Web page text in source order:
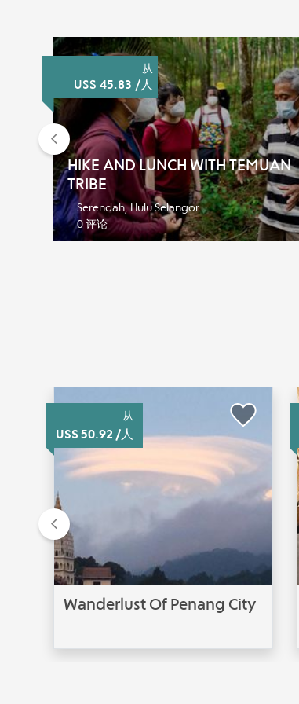
从
US$ 45.83 /人
HIKE AND LUNCH WITH TEMUAN
TRIBE
Serendah, Hulu Selangor
0 评论
Previous
从
US$ 50.92 /人
Wanderlust Of Penang City
Previous